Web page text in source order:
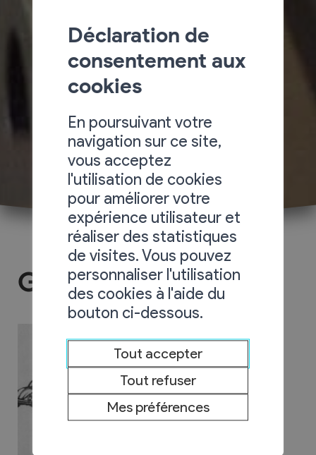
Garage des Plantys
Déclaration de
consentement aux
cookies
En poursuivant votre
navigation sur ce site,
vous acceptez
l'utilisation de cookies
pour améliorer votre
expérience utilisateur et
réaliser des statistiques
de visites. Vous pouvez
personnaliser l'utilisation
des cookies à l'aide du
bouton ci-dessous.
Tout accepter
Tout refuser
Mes préférences